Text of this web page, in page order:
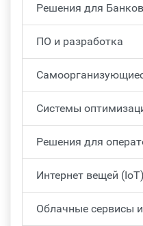
Решения для
ПО и разработка
Системы
Решения для
Интернет вещей (IoT)
Облачные сервисы